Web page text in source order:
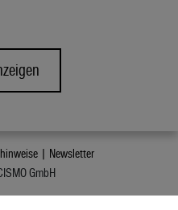
| Newsletter
GmbH